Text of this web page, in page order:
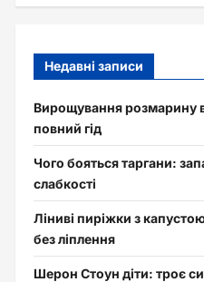
Недавні записи
Вирощування розмарину
повний гід
Чого бояться таргани:
слабкості
Ліниві пиріжки з
без ліплення
Шерон Стоун діти: троє